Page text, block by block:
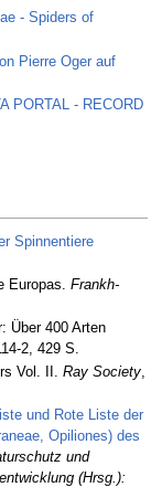
- Spiders of
Pierre Oger auf
PORTAL - RECORD
Spinnentiere
Europas. Frankh-
Über 400 Arten
2, 429 S.
Vol. II. Ray Society
und Rote Liste der
Opiliones) des
und
(Hrsg.):